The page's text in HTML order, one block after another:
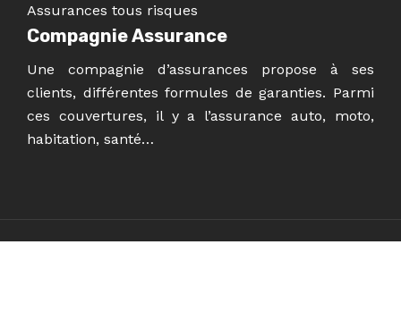
Assurances tous risques
Compagnie Assurance
Une compagnie d’assurances propose à ses
clients, différentes formules de garanties. Parmi
ces couvertures, il y a l’assurance auto, moto,
habitation, santé…